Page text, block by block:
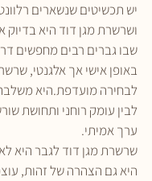
יש תכשיטים שנשארים
ושרשרת מגן דוד היא
שבו גברים רבים מחפשים
באופן אישי אך אלגנטי,
לבחירה מועדפת.היא משלבת
לבין עומק רוחני ותחושת
ערך אמיתי.
שרשרת מגן דוד לגבר היא
היא גם הצהרה של זהות,